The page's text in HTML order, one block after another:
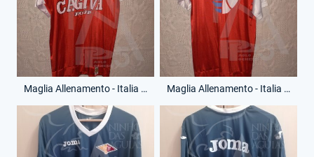
Maglia Allenamento - Italia - Cagiva Varese - Anno 1996-97 - (Fronte) Maglia Allenamento - Italia - Cagiva Varese - Anno 1996-97 - (Retro)